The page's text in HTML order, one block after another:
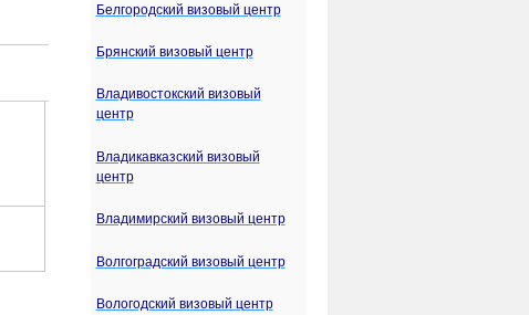
Белгородский визовый центр
Брянский визовый центр
Владивостокский визовый
центр
Владикавказский визовый
центр
Владимирский визовый центр
Волгоградский визовый центр
Вологодский визовый центр